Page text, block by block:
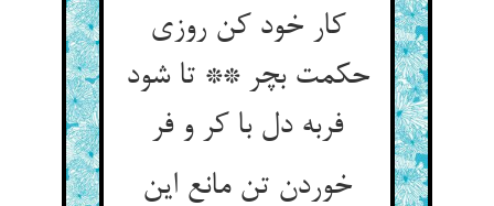
کار خود کن روزی
حکمت بچر ** تا شود
فربه دل با کر و فر
خوردن تن مانع این